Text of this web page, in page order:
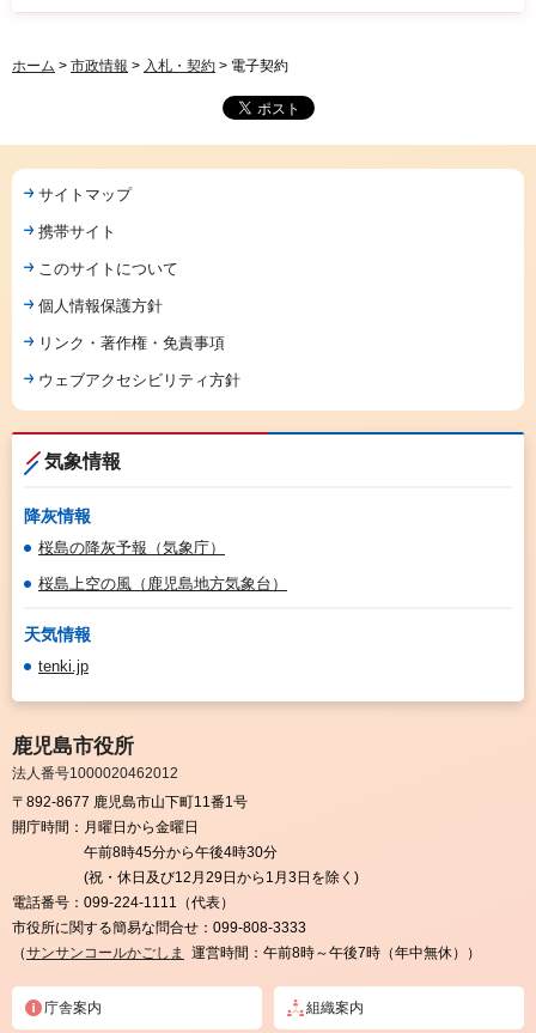
ホーム > 市政情報 > 入札・契約 > 電子契約
サイトマップ
携帯サイト
このサイトについて
個人情報保護方針
リンク・著作権・免責事項
ウェブアクセシビリティ方針
気象情報
降灰情報
桜島の降灰予報（気象庁）
桜島上空の風（鹿児島地方気象台）
天気情報
tenki.jp
鹿児島市役所
法人番号1000020462012
〒892-8677 鹿児島市山下町11番1号
開庁時間： 月曜日から金曜日
午前8時45分から午後4時30分
(祝・休日及び12月29日から1月3日を除く)
電話番号： 099-224-1111（代表）
市役所に関する簡易な問合せ： 099-808-3333
（サンサンコールかごしま 運営時間：午前8時～午後7時（年中無休））
庁舎案内 組織案内